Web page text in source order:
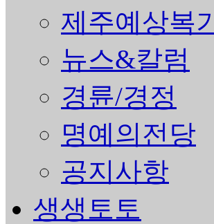
제주예상복
뉴스&칼럼
경륜/경정
명예의전당
공지사항
생생토토